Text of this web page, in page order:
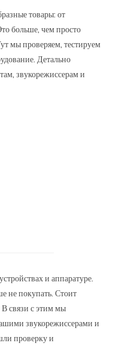
товары: от
больше, чем просто
мы проверяем, тестируем
Детально
звукорежиссерам и
и аппаратуре.
не покупать. Стоит
В связи с этим мы
звукорежиссерами и
проверку и